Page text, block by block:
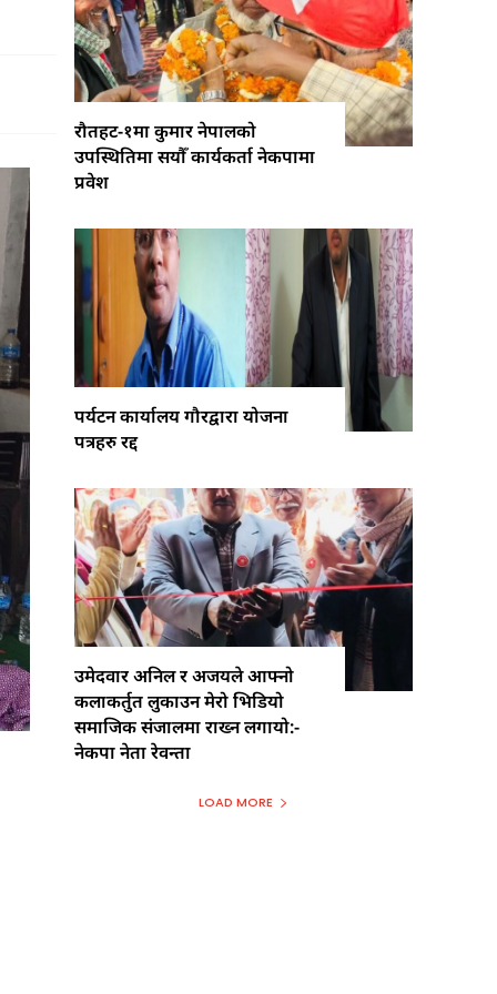
रौतहट-१मा कुमार नेपालको
उपस्थितिमा सयौँ कार्यकर्ता नेकपामा
प्रवेश
पर्यटन कार्यालय गौरद्वारा योजना
पत्रहरु रद्द
उमेदवार अनिल र अजयले आफ्नो
कलाकर्तुत लुकाउन मेरो भिडियो
समाजिक संजालमा राख्न लगायो:-
नेकपा नेता रेवन्ता
LOAD MORE